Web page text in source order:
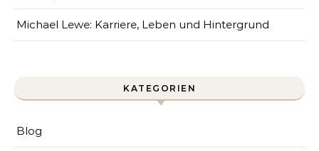
Michael Lewe: Karriere, Leben und Hintergrund
KATEGORIEN
Blog